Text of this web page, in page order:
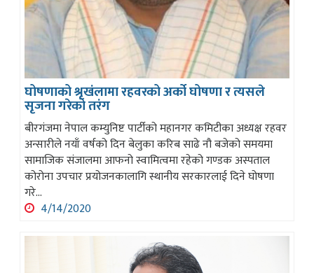
घोषणाको श्रृखंलामा रहवरको अर्को घोषणा र त्यसले
सृजना गरेको तरंग
बीरगंजमा नेपाल कम्युनिष्ट पार्टीको महानगर कमिटीका अध्यक्ष रहवर
अन्सारीले नयाँ वर्षको दिन बेलुका करिब साढे नौ बजेको समयमा
सामाजिक संजालमा आफनो स्वामित्वमा रहेको गण्डक अस्पताल
कोरोना उपचार प्रयोजनकालागि स्थानीय सरकारलाई दिने घोषणा
गरे...
4/14/2020